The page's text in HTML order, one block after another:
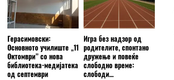
Герасимовски:
Основното училиште „11
Октомври” со нова
библиотека-медијатека
од септември
Игра без надзор од
родителите, спонтано
дружење и повеќе
слободно време:
слободи...